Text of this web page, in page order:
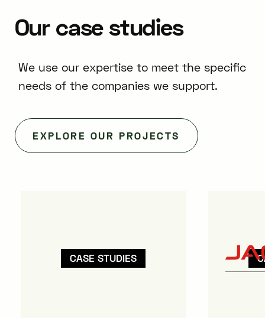
Our case studies
We use our expertise to meet the specific
needs of the companies we support.
EXPLORE OUR PROJECTS
CASE STUDIES